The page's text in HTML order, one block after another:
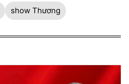
show Thương